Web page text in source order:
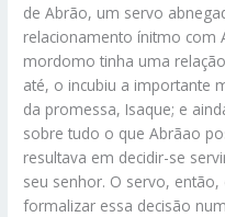
de Abrão, um servo
relacionamento ínitmo com
mordomo tinha uma
até, o incubiu a importante
da promessa, Isaque; e
sobre tudo o que Abrãao
resultava em decidir-se
seu senhor. O servo,
formalizar essa decisão